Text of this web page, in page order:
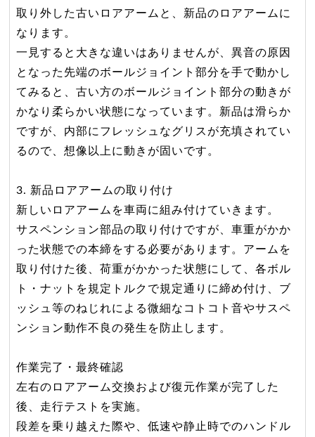
取り外した古いロアアームと、新品のロアアームに
なります。
一見すると大きな違いはありませんが、異音の原因
となった先端のボールジョイント部分を手で動かし
てみると、古い方のボールジョイント部分の動きが
かなり柔らかい状態になっています。新品は滑らか
ですが、内部にフレッシュなグリスが充填されてい
るので、想像以上に動きが固いです。
3. 新品ロアアームの取り付け
新しいロアアームを車両に組み付けていきます。
サスペンション部品の取り付けですが、車重がかか
った状態での本締をする必要があります。アームを
取り付けた後、荷重がかかった状態にして、各ボル
ト・ナットを規定トルクで規定通りに締め付け、ブ
ッシュ等のねじれによる微細なコトコト音やサスペ
ンション動作不良の発生を防止します。
作業完了・最終確認
左右のロアアーム交換および復元作業が完了した
後、走行テストを実施。
段差を乗り越えた際や、低速や静止時でのハンドル